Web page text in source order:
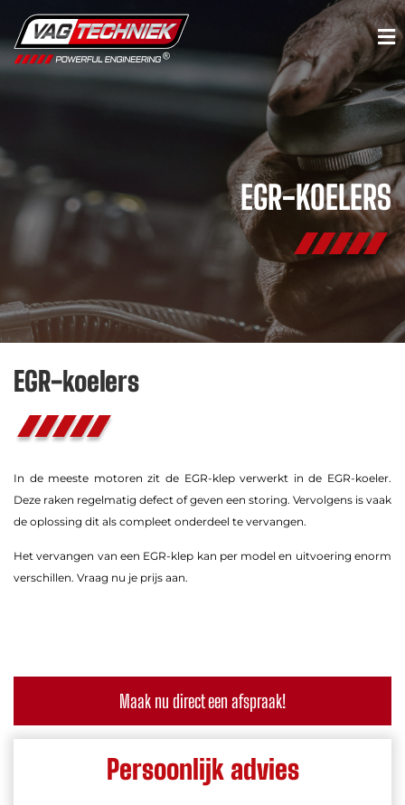
EGR-KOELERS
EGR-koelers
In de meeste motoren zit de EGR-klep verwerkt in de EGR-koeler.
Deze raken regelmatig defect of geven een storing. Vervolgens is vaak
de oplossing dit als compleet onderdeel te vervangen.
Het vervangen van een EGR-klep kan per model en uitvoering enorm
verschillen. Vraag nu je prijs aan.
Maak nu direct een afspraak!
Persoonlijk advies